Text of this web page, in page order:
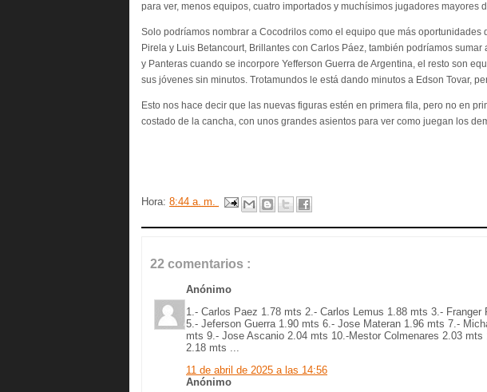
para ver, menos equipos, cuatro importados y muchísimos jugadores mayores
Solo podríamos nombrar a Cocodrilos como el equipo que más
Pirela y Luis Betancourt, Brillantes con Carlos Páez, también podríamos
y Panteras cuando se incorpore Yefferson Guerra de Argentina, el resto son
sus jóvenes sin minutos. Trotamundos le está dando minutos a Edson Tovar,
Esto nos hace decir que las nuevas figuras estén en primera fila, pero no en
costado de la cancha, con unos grandes asientos para ver como juegan los
Hora: 8:44 a. m.
22 comentarios :
Anónimo
1.- Carlos Paez 1.78 mts 2.- Carlos Lemus 1.88 mts 3.-
5.- Jeferson Guerra 1.90 mts 6.- Jose Materan 1.96 mts 7.-
mts 9.- Jose Ascanio 2.04 mts 10.-Mestor Colmenares 2.03
2.18 mts ...
11 de abril de 2025 a las 14:56
Anónimo